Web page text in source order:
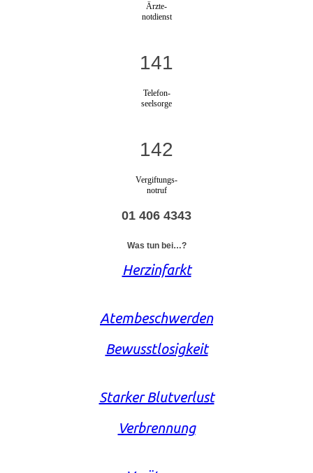
Ärzte-
notdienst
141
Telefon-
seelsorge
142
Vergiftungs-
notruf
01 406 4343
Was tun bei…?
Herzinfarkt
Atembeschwerden
Bewusstlosigkeit
Starker Blutverlust
Verbrennung